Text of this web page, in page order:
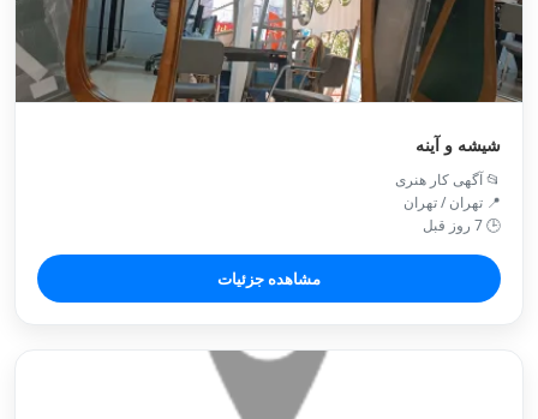
شیشه و آینه
📂 آگهی کار هنری
📍 تهران / تهران
🕒 7 روز قبل
مشاهده جزئیات